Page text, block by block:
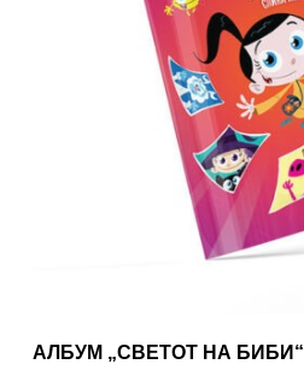
АЛБУМ „СВЕТОТ НА БИБИ“